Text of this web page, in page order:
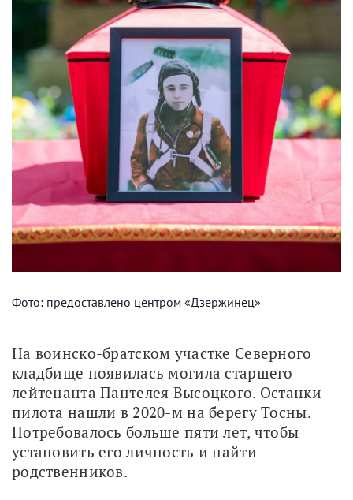
Фото: предоставлено центром «Дзержинец»
На воинско-братском участке Северного
кладбище появилась могила старшего
лейтенанта Пантелея Высоцкого. Останки
пилота нашли в 2020-м на берегу Тосны.
Потребовалось больше пяти лет, чтобы
установить его личность и найти
родственников.